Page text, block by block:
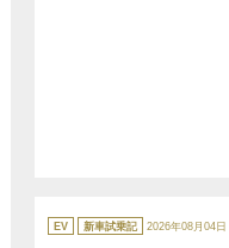
テ
ゴ
EV 新車試乗記 2026年08月04日